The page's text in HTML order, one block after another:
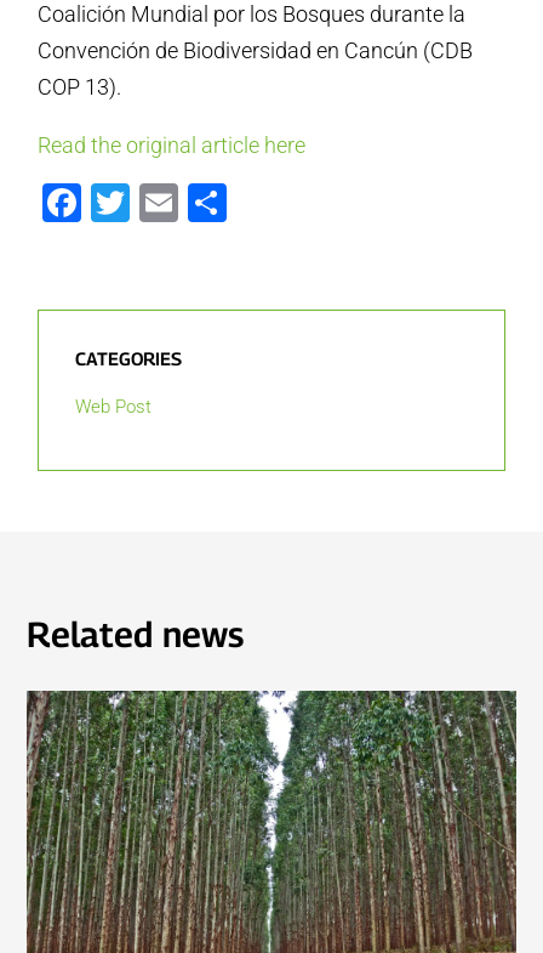
Coalición Mundial por los Bosques durante la
Convención de Biodiversidad en Cancún (CDB
COP 13).
Read the original article here
Facebook
Twitter
Email
CATEGORIES
Web Post
Related news